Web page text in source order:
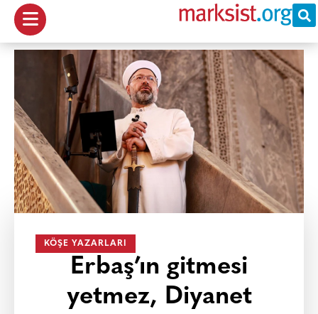
KÖŞE YAZARLARI
Erbaş’ın gitmesi
yetmez, Diyanet